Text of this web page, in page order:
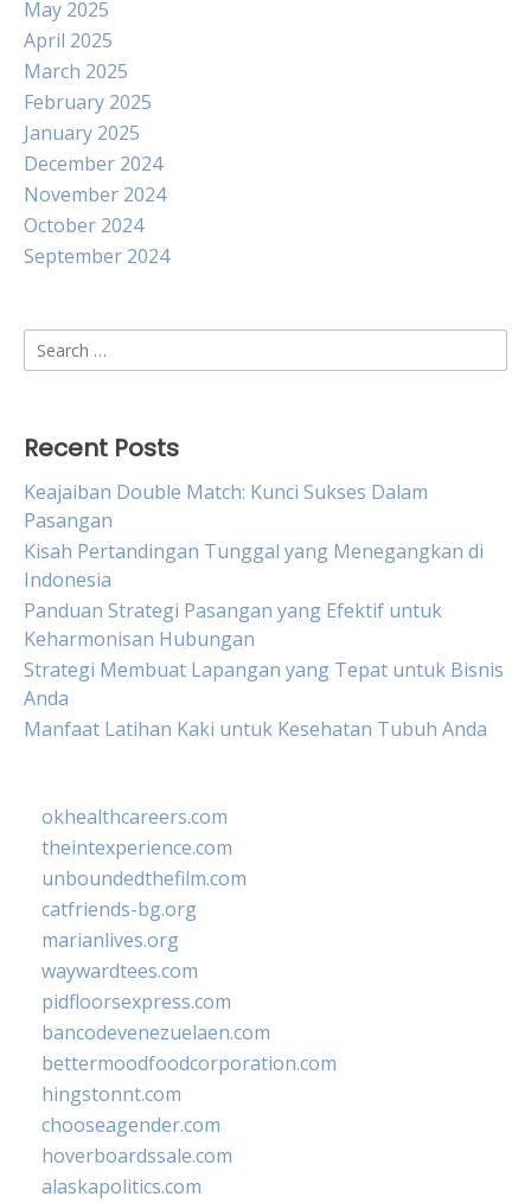
May 2025
April 2025
March 2025
February 2025
January 2025
December 2024
November 2024
October 2024
September 2024
Search
for:
Recent Posts
Keajaiban Double Match: Kunci Sukses Dalam
Pasangan
Kisah Pertandingan Tunggal yang Menegangkan di
Indonesia
Panduan Strategi Pasangan yang Efektif untuk
Keharmonisan Hubungan
Strategi Membuat Lapangan yang Tepat untuk Bisnis
Anda
Manfaat Latihan Kaki untuk Kesehatan Tubuh Anda
okhealthcareers.com
theintexperience.com
unboundedthefilm.com
catfriends-bg.org
marianlives.org
waywardtees.com
pidfloorsexpress.com
bancodevenezuelaen.com
bettermoodfoodcorporation.com
hingstonnt.com
chooseagender.com
hoverboardssale.com
alaskapolitics.com